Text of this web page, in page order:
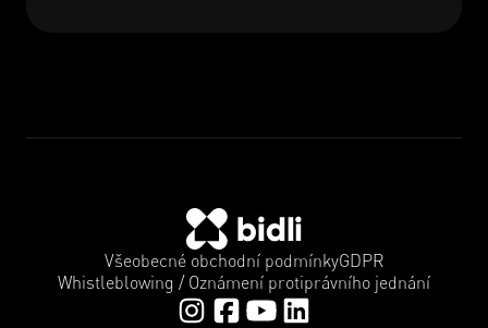
Všeobecné obchodní podmínkyGDPR
Whistleblowing / Oznámení protiprávního jednání